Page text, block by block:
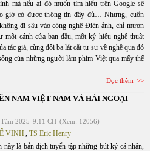
mà nếu ai đó muốn tìm hiểu trên Google sẽ
giờ có được thông tin đầy đủ… Nhưng, cuốn
đi sâu vào công nghệ Điện ảnh, chỉ mượn
cánh cửa ban đầu, một ký hiệu nghệ thuật
tác giả, cùng đôi ba lát cắt tự sự về nghề qua đó
của những người làm phim Việt qua mấy thế
Đọc thêm
NAM VIỆT NAM VÀ HẢI NGOẠI
2025 9:11 CH (Xem: 12056)
VINH, TS Eric Henry
này là bản dịch tuyển tập những bút ký cá nhân,